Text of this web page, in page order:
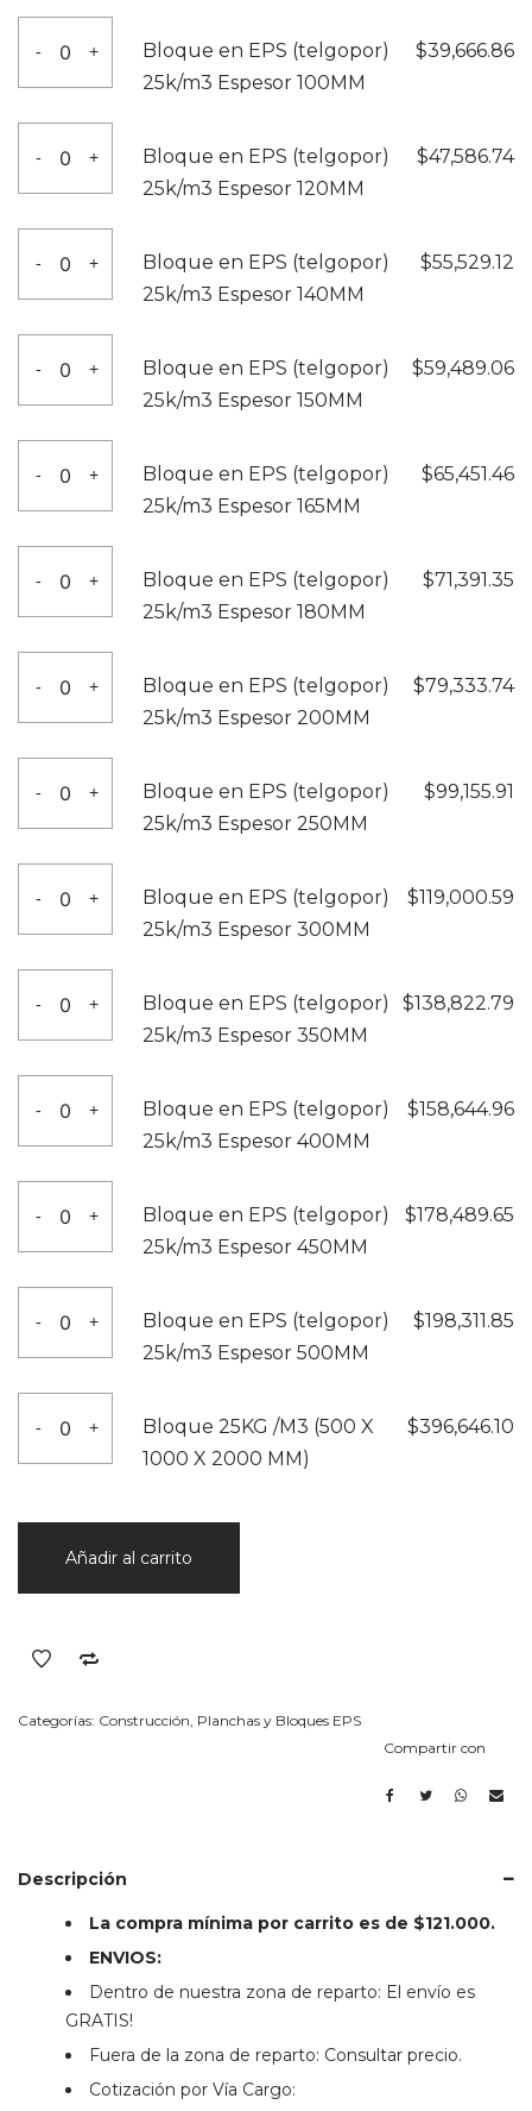
85MM
cantidad
(telgopor)
25k/m3
Espesor
90MM
cantidad
-
EPS
(telgopor)
25k/m3
Espesor
100MM
cantidad
+
Bloque en EPS (telgopor)
25k/m3 Espesor 100MM
$39,666.86
-
EPS
(telgopor)
25k/m3
Espesor
120MM
cantidad
+
Bloque en EPS (telgopor)
25k/m3 Espesor 120MM
$47,586.74
-
EPS
(telgopor)
25k/m3
Espesor
140MM
cantidad
+
Bloque en EPS (telgopor)
25k/m3 Espesor 140MM
$55,529.12
-
EPS
(telgopor)
25k/m3
Espesor
150MM
cantidad
+
Bloque en EPS (telgopor)
25k/m3 Espesor 150MM
$59,489.06
-
EPS
(telgopor)
25k/m3
Espesor
165MM
cantidad
+
Bloque en EPS (telgopor)
25k/m3 Espesor 165MM
$65,451.46
-
EPS
(telgopor)
25k/m3
Espesor
180MM
cantidad
+
Bloque en EPS (telgopor)
25k/m3 Espesor 180MM
$71,391.35
-
EPS
(telgopor)
25k/m3
Espesor
200MM
cantidad
+
Bloque en EPS (telgopor)
25k/m3 Espesor 200MM
$79,333.74
-
EPS
(telgopor)
25k/m3
Espesor
250MM
cantidad
+
Bloque en EPS (telgopor)
25k/m3 Espesor 250MM
$99,155.91
-
EPS
(telgopor)
25k/m3
Espesor
300MM
cantidad
+
Bloque en EPS (telgopor)
25k/m3 Espesor 300MM
$119,000.59
-
EPS
(telgopor)
25k/m3
Espesor
350MM
cantidad
+
Bloque en EPS (telgopor)
25k/m3 Espesor 350MM
$138,822.79
-
EPS
(telgopor)
25k/m3
Espesor
400MM
cantidad
+
Bloque en EPS (telgopor)
25k/m3 Espesor 400MM
$158,644.96
-
EPS
(telgopor)
25k/m3
Espesor
450MM
cantidad
+
Bloque en EPS (telgopor)
25k/m3 Espesor 450MM
$178,489.65
-
EPS
(telgopor)
25k/m3
Espesor
cantidad
+
Bloque en EPS (telgopor)
25k/m3 Espesor 500MM
$198,311.85
-
25KG
/M3
X
MM)
+
Bloque 25KG /M3 (500 X
1000 X 2000 MM)
$396,646.10
Añadir al carrito
Categorías: Construcción Planchas y Bloques EPS
Compartir con
Descripción
La compra mínima por carrito es de $121.000.
ENVIOS:
Dentro de nuestra zona de reparto: El envío es
GRATIS!
Fuera de la zona de reparto: Consultar precio.
Cotización por Vía Cargo: